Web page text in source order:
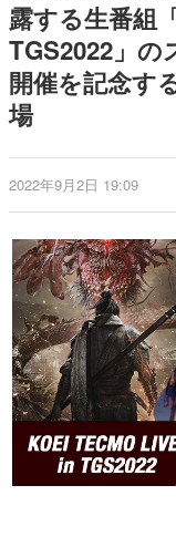
赫本
この物
の形を
ゲー
ゲーム
画です。
日本
日本の
ルを網
解説を
若ゲ
『うつ
一先生に
なん
ゲーム
露する生番組
TGS2022」の
開催を記念す
場
2022年9月2日 19:09